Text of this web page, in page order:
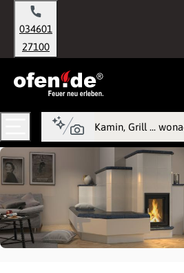
springen
034601
27100